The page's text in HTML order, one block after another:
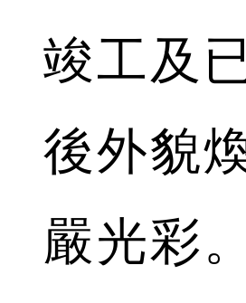
竣工及
後外貌
嚴光彩